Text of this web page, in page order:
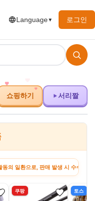
Language▼ 로그인
쇼핑하기 서리짤
로, 판매 발생 시 수수료를 제
쿠팡 토스